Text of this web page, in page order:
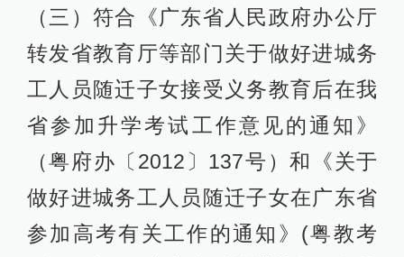
（三）符合《广东省人民政府办公厅
转发省教育厅等部门关于做好进城务
工人员随迁子女接受义务教育后在我
省参加升学考试工作意见的通知》
（粤府办〔2012〕137号）和《关于
做好进城务工人员随迁子女在广东省
参加高考有关工作的通知》(粤教考